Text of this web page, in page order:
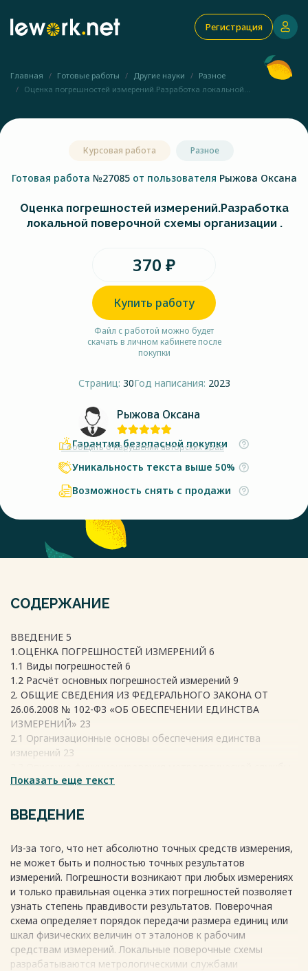
Регистрация
Главная Готовые работы Другие науки
Разное
Оценка погрешностей измерений.Разработка локальной...
Курсовая работа Разное
Готовая работа №27085 от пользователя Рыжова Оксана
Оценка погрешностей измерений.Разработка
локальной поверочной схемы организации .
370 ₽
Купить работу
Файл с работой можно будет
скачать в личном кабинете после
покупки
Страниц: 30Год написания: 2023
Рыжова Оксана
Сообщить о нарушении авторских прав
Гарантия безопасной покупки
Уникальность текста выше 50%
Возможность снять с продажи
СОДЕРЖАНИЕ
ВВЕДЕНИЕ 5
1.ОЦЕНКА ПОГРЕШНОСТЕЙ ИЗМЕРЕНИЙ 6
1.1 Виды погрешностей 6
1.2 Расчёт основных погрешностей измерений 9
2. ОБЩИЕ СВЕДЕНИЯ ИЗ ФЕДЕРАЛЬНОГО ЗАКОНА ОТ
26.06.2008 № 102-ФЗ «ОБ ОБЕСПЕЧЕНИИ ЕДИНСТВА
ИЗМЕРЕНИЙ» 23
2.1 Организационные основы обеспечения единства
измерений 23
предприятия и её структурная схема 24
предприятия относятся: 24
3. РАЗРАБОТКА ЛОКАЛЬНОЙ ПОВЕРОЧНОЙ СХЕМЫ
3.1 Основные положения ГОСТ 8.061-80 «ГСИ. Поверочные
схемы. Содержание и построение» 26
3.2 Основные положения ГОСТ 8.129-2013 27
3.3 Разработка локальной поверочной схемы организации
29
ЗАКЛЮЧЕНИЕ 30
СПИСОК ЛИТЕРАТУРЫ 31
Весь текст будет доступенпосле покупки
Показать еще текст
ВВЕДЕНИЕ
Из-за того, что нет абсолютно точных средств измерения,
не может быть и полностью точных результатов
измерений. Погрешности возникают при любых измерениях
и только правильная оценка этих погрешностей позволяет
узнать степень правдивости результатов. Поверочная
схема определяет порядок передачи размера единиц или
шкал физических величин от эталонов к рабочим
средствам измерений. Локальные поверочные схемы
разрабатываются метрологическими службами